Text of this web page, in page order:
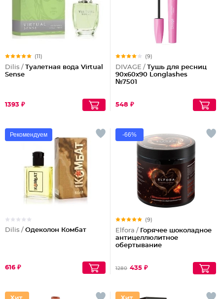
(11)
Dilis / Туалетная вода Virtual
Sense
1393 ₽
(9)
DIVAGE / Тушь для ресниц
90x60x90 Longlashes
№7501
548 ₽
Рекомендуем
Dilis / Одеколон Комбат
616 ₽
-66%
(9)
Elfora / Горячее шоколадное
антицеллюлитное
обертывание
1280 435 ₽